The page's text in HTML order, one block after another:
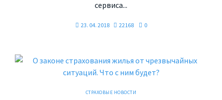
сервиса...
23. 04. 2018 22168 0
СТРАХОВЫЕ НОВОСТИ